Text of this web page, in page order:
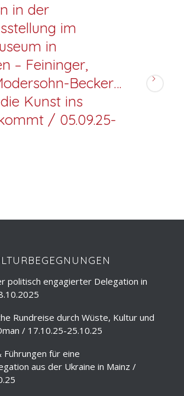
in der
im
in
– Feininger,
Becker…
Kunst ins
/ 05.09.25-
politisch engagierter Delegation in
Rundreise durch Wüste, Kultur und
/ 17.10.25-25.10.25
für eine
aus der Ukraine in Mainz /